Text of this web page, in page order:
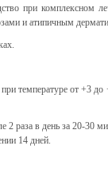
при комплексном
и атипичным
температуре от +3
2 раза в день за 20-30
14 дней.